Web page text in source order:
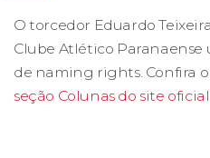
O torcedor Eduardo
Clube Atlético Paranaense
de naming rights. Confira
seção Colunas do site oficial.